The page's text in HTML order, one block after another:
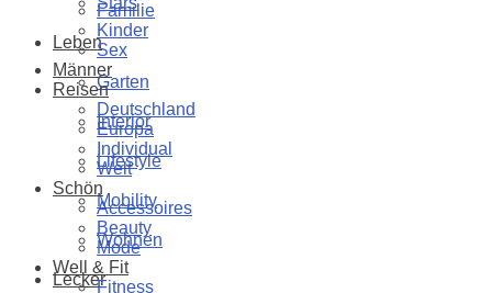
Leben
Garten
Interior
Lifestyle
Mobility
Wohnen
Lecker
Familie
Kinder
Sex
Männer
Reisen
Deutschland
Europa
Individual
Welt
Schön
Accessoires
Beauty
Mode
Well & Fit
Fitness